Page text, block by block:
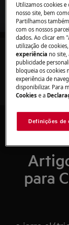
Pesquise
para
Utilizamos cookies
nosso site, bem
Partilhamos
com os nossos
dados. Ao clicar em
utilização de
experiência no
publicidade
bloqueia os cookies
experiência de
disponibilizar. Para
Cookies e a
Definições de